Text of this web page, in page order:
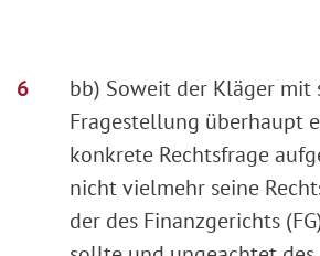
bb) Soweit der Kläger mit
Fragestellung überhaupt
konkrete Rechtsfrage
nicht vielmehr seine
der des Finanzgerichts